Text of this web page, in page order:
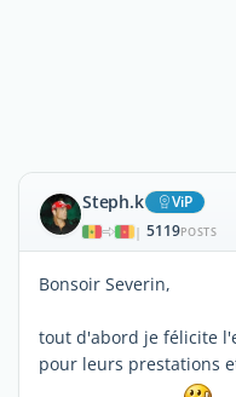
Steph.k ViP
| 5119POSTS
Bonsoir Severin,
tout d'abord je félicite
pour leurs prestations